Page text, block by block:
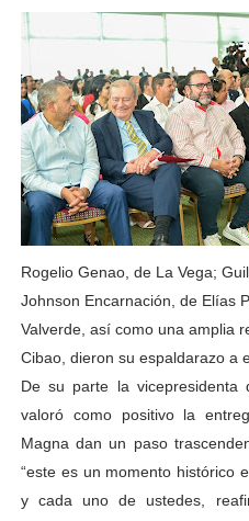
Rogelio Genao, de La Vega;
Johnson Encarnación, de Elías
Valverde, así como una amplia
Cibao, dieron su espaldarazo a
De su parte la vicepresidenta
valoró como positivo la
Magna dan un paso
“este es un momento histórico
y cada uno de ustedes,